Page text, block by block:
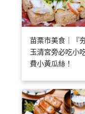
苗栗市美食｜『
玉清宮旁必吃小
費小黃瓜絲！